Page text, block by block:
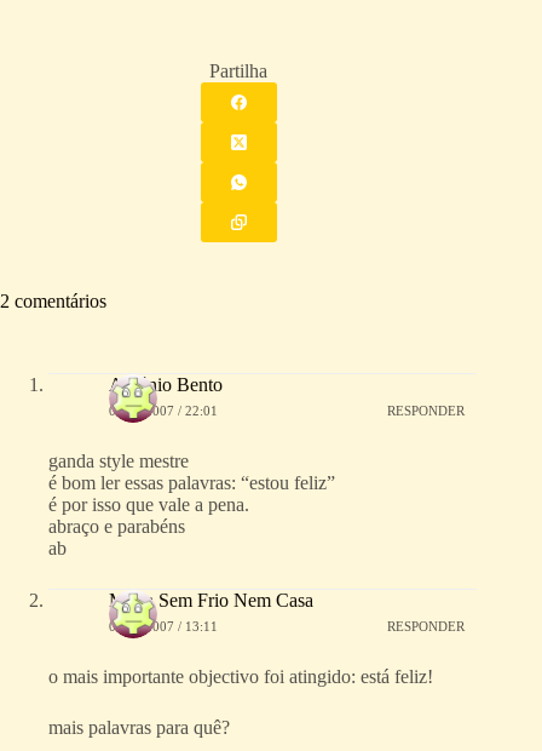
Partilha
2 comentários
António Bento
03/12/2007 / 22:01 RESPONDER
ganda style mestre
é bom ler essas palavras: “estou feliz”
é por isso que vale a pena.
abraço e parabéns
ab
Maria Sem Frio Nem Casa
04/12/2007 / 13:11 RESPONDER
o mais importante objectivo foi atingido: está feliz!
mais palavras para quê?